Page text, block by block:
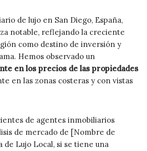
de lujo en San Diego, España,
notable, reflejando la creciente
como destino de inversión y
Hemos observado un
en los precios de las propiedades
en las zonas costeras y con vistas
de agentes inmobiliarios
de mercado de [Nombre de
de Lujo Local, si se tiene una